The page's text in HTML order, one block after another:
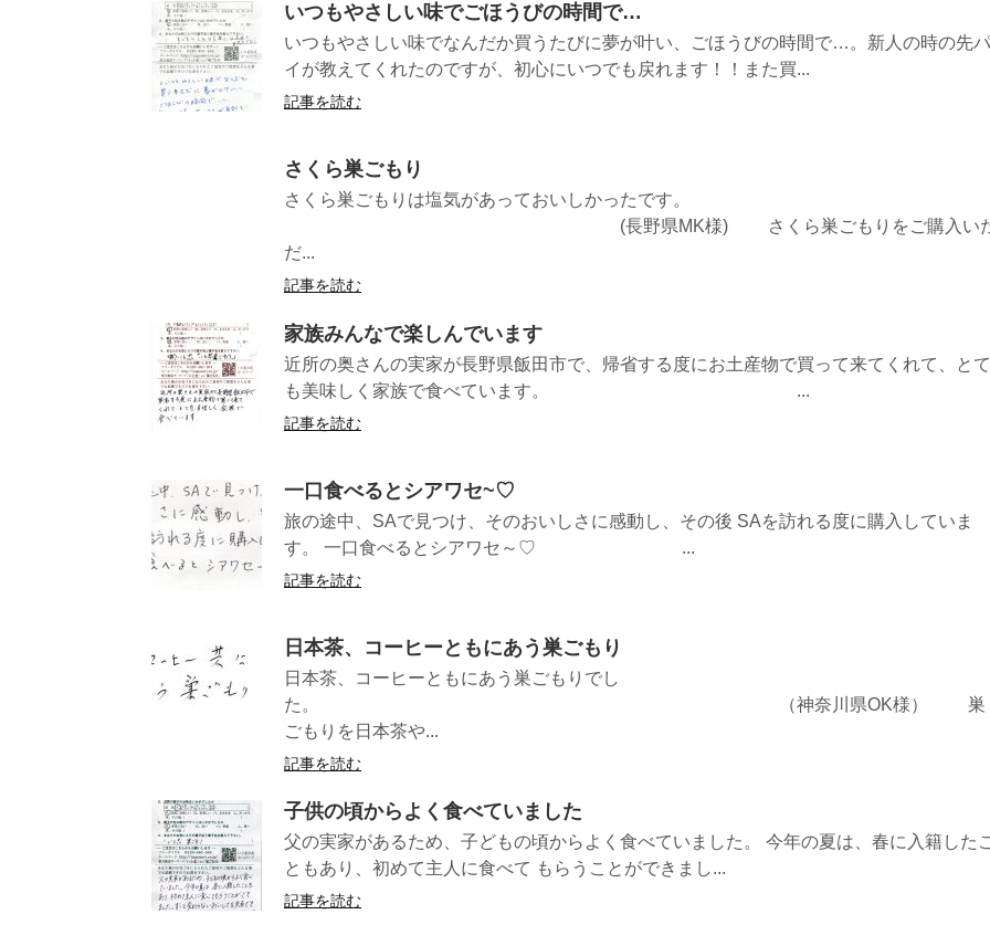
いつもやさしい味でごほうびの時間で…
いつもやさしい味でなんだか買うたびに夢が叶い、ごほうびの時間で…。新人の時の先パ
イが教えてくれたのですが、初心にいつでも戻れます！！また買...
記事を読む
さくら巣ごもり
さくら巣ごもりは塩気があっておいしかったです。
(長野県MK様) さくら巣ごもりをご購入い
だ...
記事を読む
家族みんなで楽しんでいます
近所の奥さんの実家が長野県飯田市で、帰省する度にお土産物で買って来てくれて、とて
も美味しく家族で食べています。 ...
記事を読む
一口食べるとシアワセ~♡
旅の途中、SAで見つけ、そのおいしさに感動し、その後 SAを訪れる度に購入していま
す。 一口食べるとシアワセ～♡ ...
記事を読む
日本茶、コーヒーともにあう巣ごもり
日本茶、コーヒーともにあう巣ごもりでし
た。 （神奈川県OK様） 巣
ごもりを日本茶や...
記事を読む
子供の頃からよく食べていました
父の実家があるため、子どもの頃からよく食べていました。 今年の夏は、春に入籍したこ
ともあり、初めて主人に食べて もらうことができまし...
記事を読む